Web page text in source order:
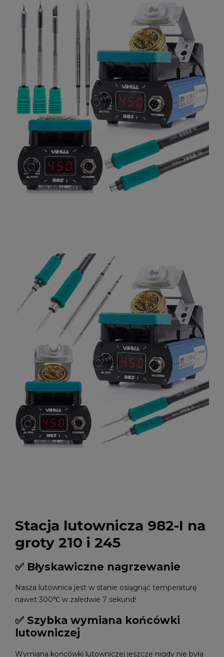
Stacja lutownicza 982-I na
groty 210 i 245
✅ Błyskawiczne nagrzewanie
Nasza lutownica jest w stanie osiągnąć temperaturę
nawet 300℃ w zaledwie 7 sekund!
✅ Szybka wymiana końcówki
lutowniczej
Wymiana końcówki lutowniczej jeszcze nigdy nie była